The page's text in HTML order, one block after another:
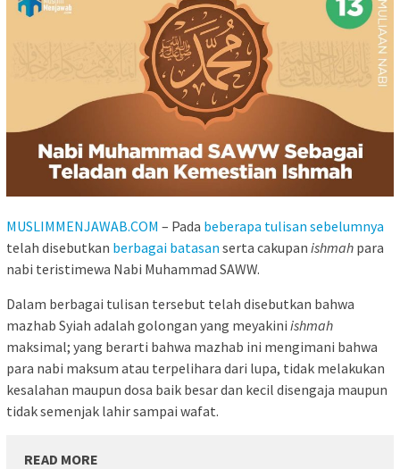
MUSLIMMENJAWAB.COM – Pada beberapa tulisan sebelumnya
telah disebutkan berbagai batasan serta cakupan ishmah para
nabi teristimewa Nabi Muhammad SAWW.
Dalam berbagai tulisan tersebut telah disebutkan bahwa
mazhab Syiah adalah golongan yang meyakini ishmah
maksimal; yang berarti bahwa mazhab ini mengimani bahwa
para nabi maksum atau terpelihara dari lupa, tidak melakukan
kesalahan maupun dosa baik besar dan kecil disengaja maupun
tidak semenjak lahir sampai wafat.
READ MORE